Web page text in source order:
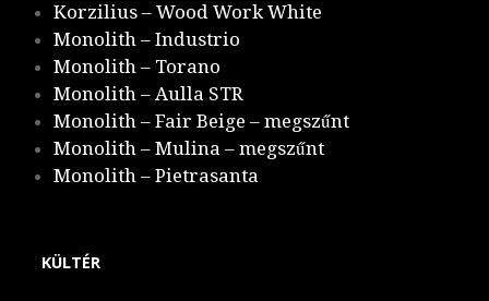
Korzilius – Wood Work White
Monolith – Industrio
Monolith – Torano
Monolith – Aulla STR
Monolith – Fair Beige – megszűnt
Monolith – Mulina – megszűnt
Monolith – Pietrasanta
KÜLTÉR